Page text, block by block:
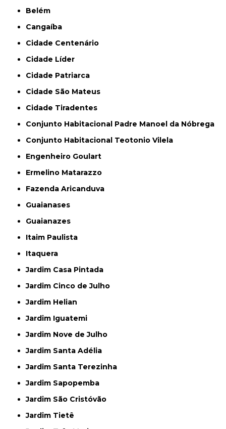
Belém
Cangaíba
Cidade Centenário
Cidade Líder
Cidade Patriarca
Cidade São Mateus
Cidade Tiradentes
Conjunto Habitacional Padre Manoel da Nóbrega
Conjunto Habitacional Teotonio Vilela
Engenheiro Goulart
Ermelino Matarazzo
Fazenda Aricanduva
Guaianases
Guaianazes
Itaim Paulista
Itaquera
Jardim Casa Pintada
Jardim Cinco de Julho
Jardim Helian
Jardim Iguatemi
Jardim Nove de Julho
Jardim Santa Adélia
Jardim Santa Terezinha
Jardim Sapopemba
Jardim São Cristóvão
Jardim Tietê